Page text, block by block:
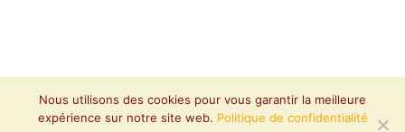
Nous utilisons des cookies pour vous garantir la meilleure
expérience sur notre site web. Politique de confidentialité